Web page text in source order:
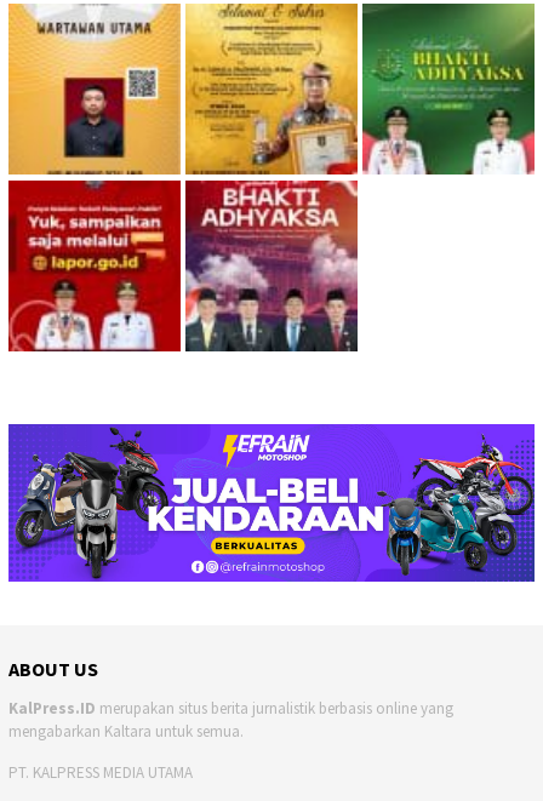
ABOUT US
KalPress.ID merupakan situs berita jurnalistik berbasis online yang
mengabarkan Kaltara untuk semua.
PT. KALPRESS MEDIA UTAMA